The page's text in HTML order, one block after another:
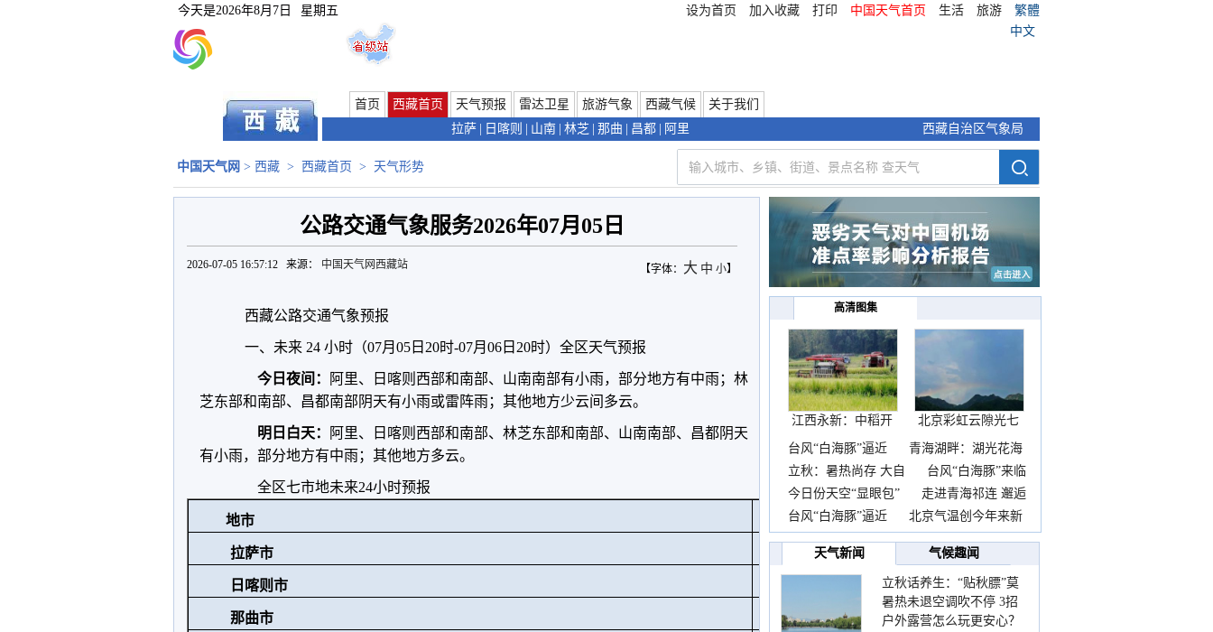
今天是2026年8月7日 星期五 设为首页 加入收藏 打印 中国天气首页 生活 旅游
繁體
中文
首页 西藏首页 天气预报 雷达卫星 旅游气象 西藏气候
关于我们
拉萨
日喀则 山南 林芝 那曲 昌都 阿里 西藏自治区气象局
中国天气网 > 西藏 > 西藏首页 > 天气形势
公路交通气象服务2026年07月05日
【字体： 大 中 小】
2026-07-05 16:57:12 来源： 中国天气网西藏站
西藏公路交通气象预报
一、未来 24 小时（07月05日20时-07月06日20时）全区天气预报
今日夜间：
阿里、日喀则西部和南部、山南南部有小雨，部分地方有中雨；林
芝东部和南部、昌都南部阴天有小雨或雷阵雨；其他地方少云间多云。
明日白天：
阿里、日喀则西部和南部、林芝东部和南部、山南南部、昌都阴天
有小雨，部分地方有中雨；其他地方多云。
全区七市地未来24小时预报
地市 站点
拉萨市 城关区
日喀则市
那曲市 色尼区
高清图集
江西永新：中稻开
镰抢
北京彩虹云隙光七
彩云
台风“白海豚”逼近
青海湖畔：湖光花海
长
立秋：暑热尚存 大自
台风“白海豚”来临
前
今日份天空“显眼包”
走进青海祁连 邂逅
一
台风“白海豚”逼近
北京气温创今年来新
高
天气新闻
气候趣闻
立秋话养生：“贴秋膘”莫
着急 先清暑再防燥
暑热未退空调吹不停 3招
护住肩颈不酸痛
户外露营怎么玩更安心？